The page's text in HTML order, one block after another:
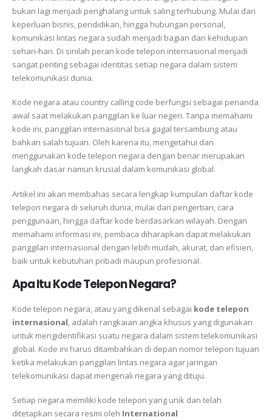
bukan lagi menjadi penghalang untuk saling terhubung. Mulai dari
keperluan bisnis, pendidikan, hingga hubungan personal,
komunikasi lintas negara sudah menjadi bagian dari kehidupan
sehari-hari. Di sinilah peran kode telepon internasional menjadi
sangat penting sebagai identitas setiap negara dalam sistem
telekomunikasi dunia.
Kode negara atau country calling code berfungsi sebagai penanda
awal saat melakukan panggilan ke luar negeri. Tanpa memahami
kode ini, panggilan internasional bisa gagal tersambung atau
bahkan salah tujuan. Oleh karena itu, mengetahui dan
menggunakan kode telepon negara dengan benar merupakan
langkah dasar namun krusial dalam komunikasi global.
Artikel ini akan membahas secara lengkap kumpulan daftar kode
telepon negara di seluruh dunia, mulai dari pengertian, cara
penggunaan, hingga daftar kode berdasarkan wilayah. Dengan
memahami informasi ini, pembaca diharapkan dapat melakukan
panggilan internasional dengan lebih mudah, akurat, dan efisien,
baik untuk kebutuhan pribadi maupun profesional.
Apa Itu Kode Telepon Negara?
Kode telepon negara, atau yang dikenal sebagai kode telepon
internasional , adalah rangkaian angka khusus yang digunakan
untuk mengidentifikasi suatu negara dalam sistem telekomunikasi
global. Kode ini harus ditambahkan di depan nomor telepon tujuan
ketika melakukan panggilan lintas negara agar jaringan
telekomunikasi dapat mengenali negara yang dituju.
Setiap negara memiliki kode telepon yang unik dan telah
ditetapkan secara resmi oleh International